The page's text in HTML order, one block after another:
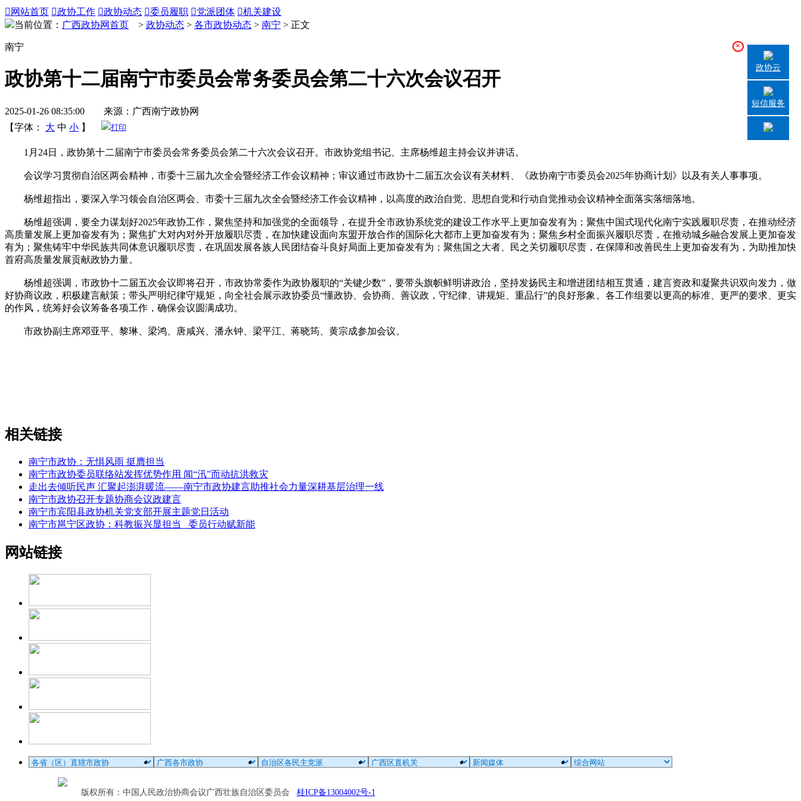
 网站首页 政协工作 政协动态 委员履职 党派团体 机关建设
当前位置： 广西政协网首页 > 政协动态 > 各市政协动态 > 南宁 > 正文
南宁
政协第十二届南宁市委员会常务委员会第二十六次会议召开
2025-01-26 08:35:00 来源：广西南宁政协网
【字体：
大 中 小 】 打印
1月24日，政协第十二届南宁市委员会常务委员会第二十六次会议召开。市政协党组书记、主席杨维超主持会议并讲话。
会议学习贯彻自治区两会精神，市委十三届九次全会暨经济工作会议精神；审议通过市政协十二届五次会议有关材料、《政协南宁市委员会2025年协商计划》以及有关人事事项。
杨维超指出，要深入学习领会自治区两会、市委十三届九次全会暨经济工作会议精神，以高度的政治自觉、思想自觉和行动自觉推动会议精神全面落实落细落地。
杨维超强调，要全力谋划好2025年政协工作，聚焦坚持和加强党的全面领导，在提升全市政协系统党的建设工作水平上更加奋发有为；聚焦中国式现代化南宁实践履职尽责，在推动经济
高质量发展上更加奋发有为；聚焦扩大对内对外开放履职尽责，在加快建设面向东盟开放合作的国际化大都市上更加奋发有为；聚焦乡村全面振兴履职尽责，在推动城乡融合发展上更加奋发
有为；聚焦铸牢中华民族共同体意识履职尽责，在巩固发展各族人民团结奋斗良好局面上更加奋发有为；聚焦国之大者、民之关切履职尽责，在保障和改善民生上更加奋发有为，为助推加快
首府高质量发展贡献政协力量。
杨维超强调，市政协十二届五次会议即将召开，市政协常委作为政协履职的“关键少数”，要带头旗帜鲜明讲政治，坚持发扬民主和增进团结相互贯通，建言资政和凝聚共识双向发力，做
好协商议政，积极建言献策；带头严明纪律守规矩，向全社会展示政协委员“懂政协、会协商、善议政，守纪律、讲规矩、重品行”的良好形象。各工作组要以更高的标准、更严的要求、更实
的作风，统筹好会议筹备各项工作，确保会议圆满成功。
市政协副主席邓亚平、黎琳、梁鸿、唐咸兴、潘永钟、梁平江、蒋晓筠、黄宗成参加会议。
相关链接
南宁市政协：无惧风雨 挺膺担当
南宁市政协委员联络站发挥优势作用 闻“汛”而动抗洪救灾
走出去倾听民声 汇聚起澎湃暖流——南宁市政协建言助推社会力量深耕基层治理一线
南宁市政协召开专题协商会议政建言
南宁市宾阳县政协机关党支部开展主题党日活动
南宁市邕宁区政协：科教振兴显担当 委员行动赋新能
网站链接
版权所有：中国人民政治协商会议广西壮族自治区委员会 桂ICP备13004002号-1
×
政协云
短信服务